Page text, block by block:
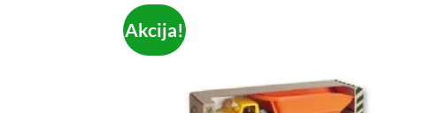
Akcija!